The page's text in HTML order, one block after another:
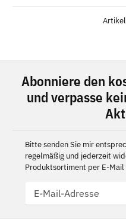
Abonniere den
und verpasse
Bitte senden Sie mir
regelmäßig und jederzeit
Produktsortiment per E-Mail